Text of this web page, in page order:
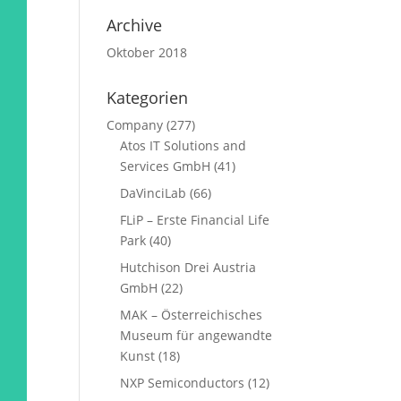
Archive
Oktober 2018
Kategorien
Company (277)
Atos IT Solutions and
Services GmbH (41)
DaVinciLab (66)
FLiP – Erste Financial Life
Park (40)
Hutchison Drei Austria
GmbH (22)
MAK – Österreichisches
Museum für angewandte
Kunst (18)
NXP Semiconductors (12)